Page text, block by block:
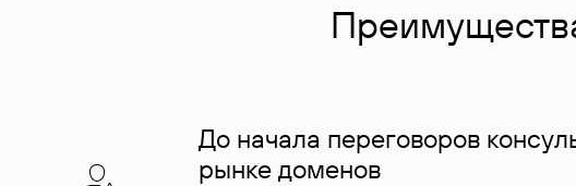
До начала переговоров
рынке доменов